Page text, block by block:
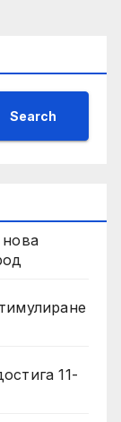
Search
нова
11-